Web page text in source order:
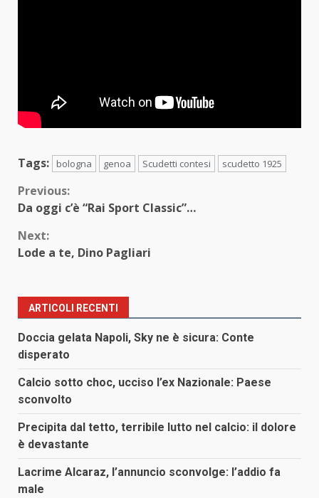
Tags: bologna genoa Scudetti contesi scudetto 1925
Continue
Reading
Previous:
Da oggi c’è “Rai Sport Classic”…
Next:
Lode a te, Dino Pagliari
ARTICOLI RECENTI
Doccia gelata Napoli, Sky ne è sicura: Conte
disperato
Calcio sotto choc, ucciso l’ex Nazionale: Paese
sconvolto
Precipita dal tetto, terribile lutto nel calcio: il dolore
è devastante
Lacrime Alcaraz, l’annuncio sconvolge: l’addio fa
male